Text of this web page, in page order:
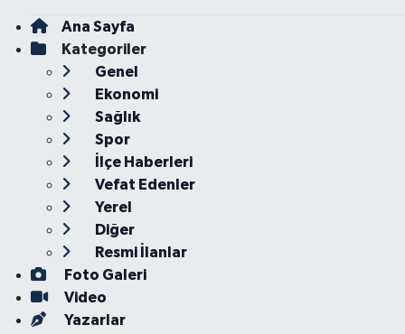
Ana Sayfa
Kategoriler
Genel
Ekonomi
Sağlık
Spor
İlçe Haberleri
Vefat Edenler
Yerel
Diğer
Resmi İlanlar
Foto Galeri
Video
Yazarlar